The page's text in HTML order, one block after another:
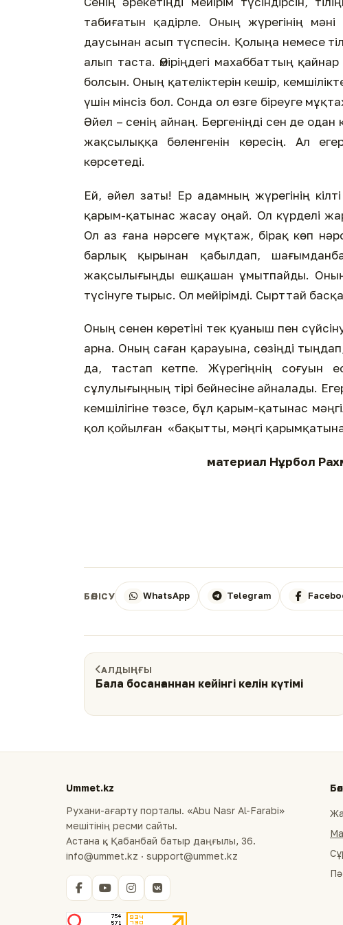
табиғатын қадірле. Оның жүрегінің
даусынан асып түспесін. Қолыңа немесе
алып таста. Өміріңдегі махаббаттың
болсын. Оның қателіктерін кешір,
үшін мінсіз бол. Сонда ол өзге біреуге
Әйел – сенің айнаң. Бергеніңді сен де
жақсылыққа бөленгенін көресің. Ал
көрсетеді.
Ей, әйел заты! Ер адамның жүрегінің
қарым-қатынас жасау оңай. Ол күрделі
Ол аз ғана нәрсеге мұқтаж, бірақ көп
барлық қырынан қабылдап,
жақсылығыңды ешқашан ұмытпайды. Оның
түсінуге тырыс. Ол мейірімді. Сырттай
Оның сенен көретіні тек қуаныш пен
арна. Оның саған қарауына, сөзіңді
да, тастап кетпе. Жүрегіңнің соғуын
сұлулығыңның тірі бейнесіне айналады. Егер
кемшілігіне төзсе, бұл қарым-қатынас
қол қойылған «бақытты, мәңгі
материал Нұрбол
БӨЛІСУ WhatsApp Telegram
АЛДЫҢҒЫ
Бала босанғаннан кейінгі келін күтімі
Ummet.kz
Рухани-ағарту порталы. «Abu Nasr Al-Farabi»
мешітінің ресми сайты.
Астана қ., Қабанбай батыр даңғылы, 36.
info@ummet.kz · support@ummet.kz